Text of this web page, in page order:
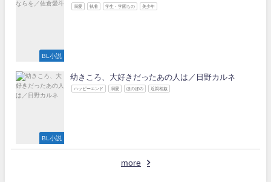
BL小説
溺愛 執着 学生・学園もの 美少年
BL小説
幼きころ、大好きだったあの人は／日野カルネ
ハッピーエンド 溺愛 ほのぼの 近親相姦
more